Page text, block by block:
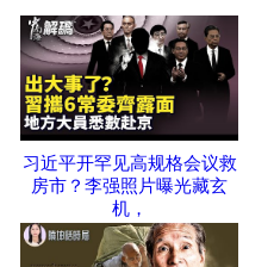
习近平开罕见高规格会议救
房市？李强照片曝光藏玄
机，